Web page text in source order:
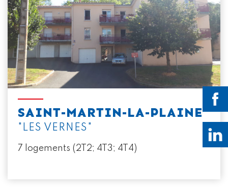
SAINT-MARTIN-LA-PLAINE
"LES VERNES"
7 logements (2T2; 4T3; 4T4)